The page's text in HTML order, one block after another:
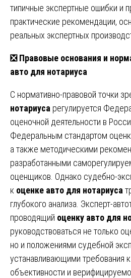
типичные экспертные ошибки и
практические рекомендации,
реальных экспертных
❎ Правовые основания и
авто для нотариуса
С нормативно-правовой точки
нотариуса регулируется
оценочной деятельности в
Федеральным стандартом
а также методическими
разработанными
оценщиков. Однако судебно-
к оценке авто для нотариуса
глубокого анализа. Эксперт-
проводящий оценку авто для
руководствоваться не только
но и положениями судебной
устанавливающими требования к
объективности и